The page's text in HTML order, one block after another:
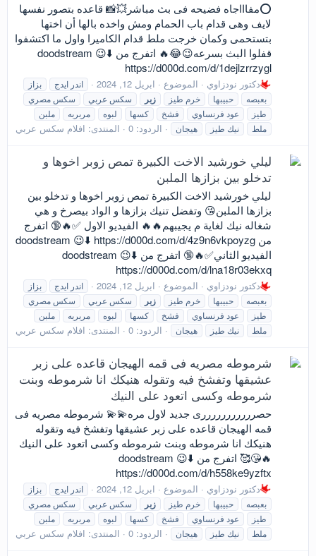
⭕️مفاااجاه فضيحه فى بث مباشر💥📸 قاعده بتصور نفسها
لايف وهى قدام باب الحمام ومش واخده بالها أن اختها
بتستحمى وكمان خرجت ملط قدام الكاميرا واول ما اكتشفوا
قفلوا البث بسرعه😉😂🔥 اتفرج من doodstream 😉⬇️
https://d000d.com/d/1dejlzrrzygl
دكتور نودزاوي الموضوع ابريل 12, 2024 اندر ايدج
بزاز
بعبصه
حبيبها خرم طيز زبر سكس عربي
سكس مصري
طيز
عود فرنساوي فشخ كسها لبوه مربربه
ملبن
ملط
نيك طيز هيجان الردود: 0 المنتدى: افلام سكس عربي
ليلي خورشيد الاخت الكبيرة تمص زوبر اخوها و
تدخلو بين بزازها الملبن
ليلي خورشيد الاخت الكبيرة تمص زوبر اخوها و تدخلو بين
بزازها الملبن😘 وتفضل تنيك بزازها و الواد بيصرخ و هي
شغاله نيك لغاية م يجيبهم🔥🔥 الفيديو الاول ✅🔥🔞 اتفرج
من doodstream 😉⬇️ https://d000d.com/d/4z9n6vkpoyzg
الفيديو الثاني✅🔥🔞 اتفرج من doodstream 😉⬇️
https://d000d.com/d/lna18r03ekxq
دكتور نودزاوي الموضوع ابريل 12, 2024 اندر ايدج
بزاز
بعبصه
حبيبها خرم طيز زبر سكس عربي
سكس مصري
طيز
عود فرنساوي فشخ كسها لبوه مربربه
ملبن
ملط
نيك طيز هيجان الردود: 0 المنتدى: افلام سكس عربي
شرموطه مصريه فى قمه الهيجان قاعده على زبر
عشيقها وتفشخ فيه وتقوله هنيكك انا شرموطه وبنت
شرموطه وكسى اتعود على النيك
حصرررررررررررى جديد لاول مره💫💫 شرموطه مصريه فى
قمه الهيجان قاعده على زبر عشيقها وتفشخ فيه وتقوله
هنيكك انا شرموطه وبنت شرموطه وكسى اتعود على النيك
🔥😘🥰 اتفرج من doodstream 😉⬇️
https://d000d.com/d/h558ke9yzftx
دكتور نودزاوي الموضوع ابريل 12, 2024 اندر ايدج
بزاز
بعبصه
حبيبها خرم طيز زبر سكس عربي
سكس مصري
طيز
عود فرنساوي فشخ كسها لبوه مربربه
ملبن
ملط
نيك طيز هيجان الردود: 0 المنتدى: افلام سكس عربي